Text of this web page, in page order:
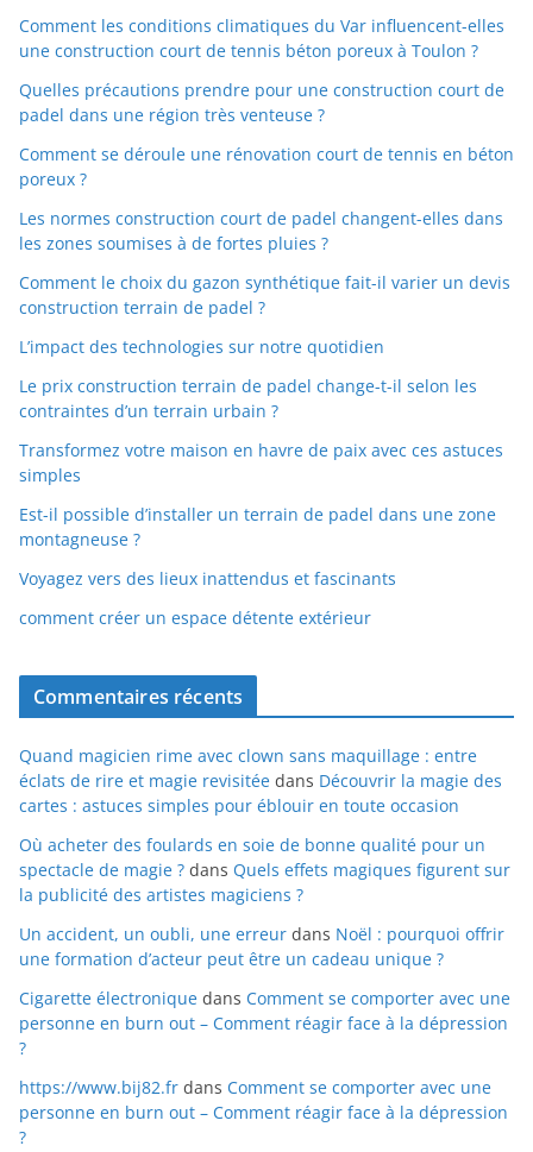
Comment les conditions climatiques du Var influencent-elles
une construction court de tennis béton poreux à Toulon ?
Quelles précautions prendre pour une construction court de
padel dans une région très venteuse ?
Comment se déroule une rénovation court de tennis en béton
poreux ?
Les normes construction court de padel changent-elles dans
les zones soumises à de fortes pluies ?
Comment le choix du gazon synthétique fait-il varier un devis
construction terrain de padel ?
L’impact des technologies sur notre quotidien
Le prix construction terrain de padel change-t-il selon les
contraintes d’un terrain urbain ?
Transformez votre maison en havre de paix avec ces astuces
simples
Est-il possible d’installer un terrain de padel dans une zone
montagneuse ?
Voyagez vers des lieux inattendus et fascinants
comment créer un espace détente extérieur
Commentaires récents
Quand magicien rime avec clown sans maquillage : entre
éclats de rire et magie revisitée dans Découvrir la magie des
cartes : astuces simples pour éblouir en toute occasion
Où acheter des foulards en soie de bonne qualité pour un
spectacle de magie ? dans Quels effets magiques figurent sur
la publicité des artistes magiciens ?
Un accident, un oubli, une erreur dans Noël : pourquoi offrir
une formation d’acteur peut être un cadeau unique ?
Cigarette électronique dans Comment se comporter avec une
personne en burn out – Comment réagir face à la dépression
?
https://www.bij82.fr dans Comment se comporter avec une
personne en burn out – Comment réagir face à la dépression
?